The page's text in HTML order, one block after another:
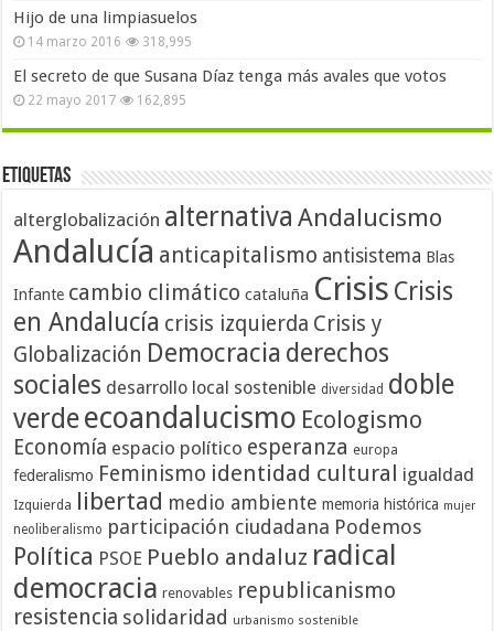
Hijo de una limpiasuelos
14 marzo 2016 318,995
El secreto de que Susana Díaz tenga más avales que votos
22 mayo 2017 162,895
Etiquetas
alterglobalización alternativa Andalucismo
Andalucía anticapitalismo antisistema Blas
Infante cambio climático cataluña Crisis Crisis
en Andalucía crisis izquierda Crisis y
Globalización Democracia derechos
sociales desarrollo local sostenible diversidad doble
verdeecoandalucismo Ecologismo
Economía espacio político esperanza europa
federalismo Feminismo identidad cultural igualdad
Izquierda libertad medio ambiente memoria histórica mujer
neoliberalismo participación ciudadana Podemos
Política PSOE Pueblo andaluz radical
democracia renovables republicanismo
resistencia solidaridad urbanismo sostenible